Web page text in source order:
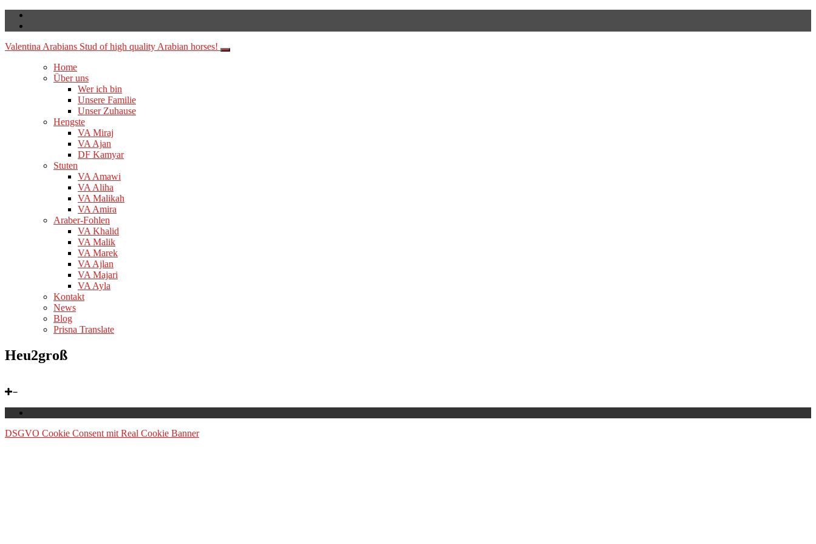
Valentina Arabians Stud of high quality Arabian horses!
Home
Über uns
Wer ich bin
Unsere Familie
Unser Zuhause
Hengste
VA Miraj
VA Ajan
DF Kamyar
Stuten
VA Amawi
VA Aliha
VA Malikah
VA Amira
Araber-Fohlen
VA Khalid
VA Malik
VA Marek
VA Ajlan
VA Majari
VA Ayla
Kontakt
News
Blog
Prisna Translate
Heu2groß
DSGVO Cookie Consent mit Real Cookie Banner